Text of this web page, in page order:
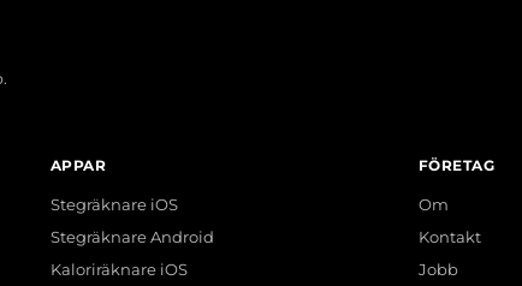
APPAR
Stegräknare iOS
Stegräknare Android
Kaloriräknare iOS
FÖRETAG
Om
Kontakt
Jobb